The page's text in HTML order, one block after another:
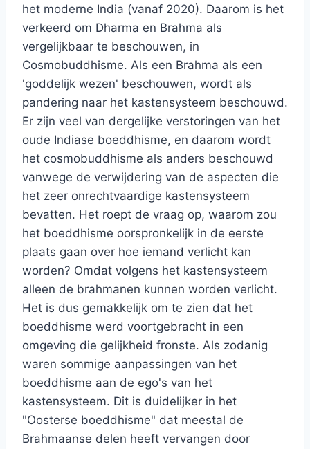
het moderne India (vanaf 2020). Daarom is het
verkeerd om Dharma en Brahma als
vergelijkbaar te beschouwen, in
Cosmobuddhisme. Als een Brahma als een
'goddelijk wezen' beschouwen, wordt als
pandering naar het kastensysteem beschouwd.
Er zijn veel van dergelijke verstoringen van het
oude Indiase boeddhisme, en daarom wordt
het cosmobuddhisme als anders beschouwd
vanwege de verwijdering van de aspecten die
het zeer onrechtvaardige kastensysteem
bevatten. Het roept de vraag op, waarom zou
het boeddhisme oorspronkelijk in de eerste
plaats gaan over hoe iemand verlicht kan
worden? Omdat volgens het kastensysteem
alleen de brahmanen kunnen worden verlicht.
Het is dus gemakkelijk om te zien dat het
boeddhisme werd voortgebracht in een
omgeving die gelijkheid fronste. Als zodanig
waren sommige aanpassingen van het
boeddhisme aan de ego's van het
kastensysteem. Dit is duidelijker in het
"Oosterse boeddhisme" dat meestal de
Brahmaanse delen heeft vervangen door